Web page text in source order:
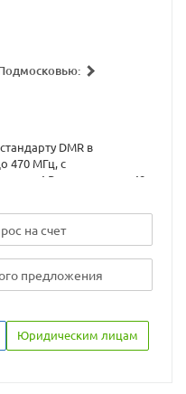
DMR в
470 МГц, с
4 Вт, поддержка 48
на счет
предложения
Юридическим лицам